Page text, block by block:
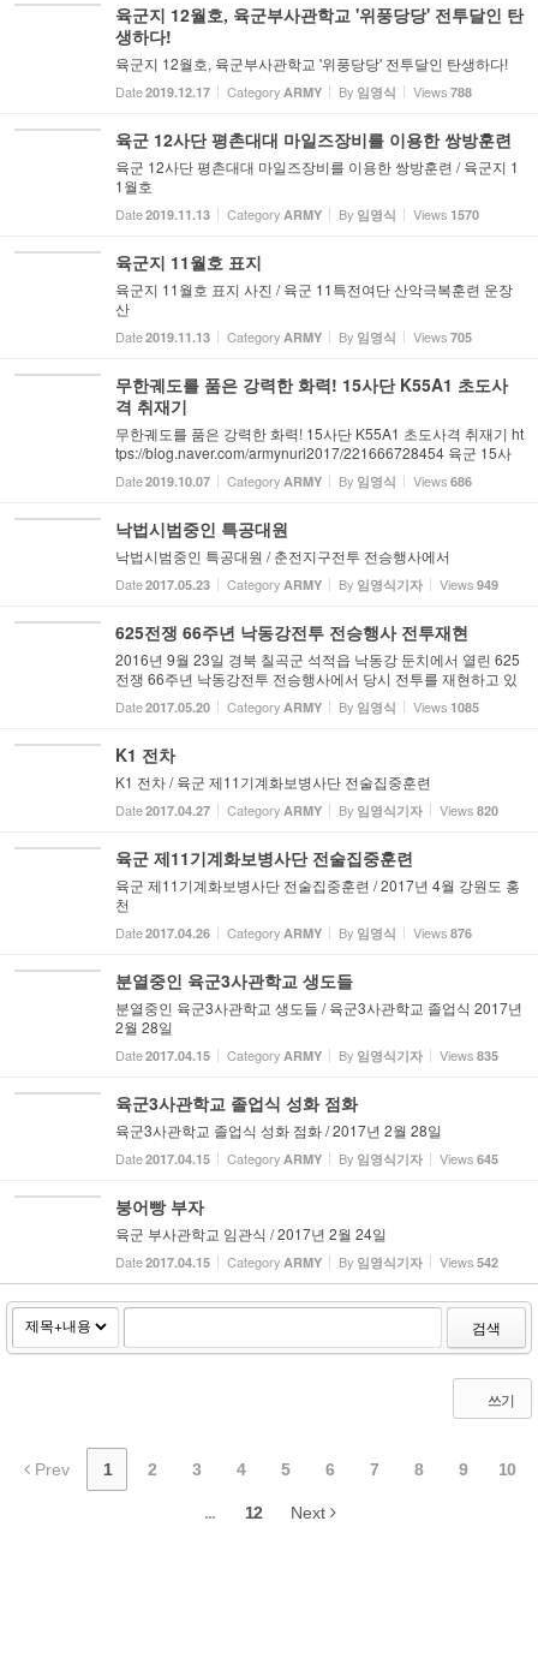
육군지 12월호, 육군부사관학교 '위풍당당' 전투달인 탄
생하다!
육군지 12월호, 육군부사관학교 '위풍당당' 전투달인 탄생하다!
Date2019.12.17 Category ARMY By 임영식 Views 788
육군 12사단 평촌대대 마일즈장비를 이용한 쌍방훈련
육군 12사단 평촌대대 마일즈장비를 이용한 쌍방훈련 / 육군지 1
1월호
Date2019.11.13 Category ARMY By 임영식 Views 1570
육군지 11월호 표지
육군지 11월호 표지 사진 / 육군 11특전여단 산악극복훈련 운장
산
Date2019.11.13 Category ARMY By 임영식 Views 705
무한궤도를 품은 강력한 화력! 15사단 K55A1 초도사
격 취재기
무한궤도를 품은 강력한 화력! 15사단 K55A1 초도사격 취재기 ht
tps://blog.naver.com/armynuri2017/221666728454 육군 15사
단 충무포병대대는 지난 9월 17일(화) 자주포부대(K-55A1) 개편
이후 기동부대와 연계한 초도사격을 실시했다.
Date2019.10.07 Category ARMY By 임영식 Views 686
낙법시범중인 특공대원
낙법시범중인 특공대원 / 춘전지구전투 전승행사에서
Date2017.05.23 Category ARMY By 임영식기자 Views 949
625전쟁 66주년 낙동강전투 전승행사 전투재현
2016년 9월 23일 경북 칠곡군 석적읍 낙동강 둔치에서 열린 625
전쟁 66주년 낙동강전투 전승행사에서 당시 전투를 재현하고 있
Date2017.05.20 Category ARMY By 임영식 Views 1085
K1 전차
K1 전차 / 육군 제11기계화보병사단 전술집중훈련
Date2017.04.27 Category ARMY By 임영식기자 Views 820
육군 제11기계화보병사단 전술집중훈련
육군 제11기계화보병사단 전술집중훈련 / 2017년 4월 강원도 홍
천
Date2017.04.26 Category ARMY By 임영식 Views 876
분열중인 육군3사관학교 생도들
분열중인 육군3사관학교 생도들 / 육군3사관학교 졸업식 2017년
2월 28일
Date2017.04.15 Category ARMY By 임영식기자 Views 835
육군3사관학교 졸업식 성화 점화
육군3사관학교 졸업식 성화 점화 / 2017년 2월 28일
Date2017.04.15 Category ARMY By 임영식기자 Views 645
붕어빵 부자
육군 부사관학교 임관식 / 2017년 2월 24일
Date2017.04.15 Category ARMY By 임영식기자 Views 542
검색
쓰기
Prev 1 2 3 4 5 6 7 8 9 10
... 12 Next